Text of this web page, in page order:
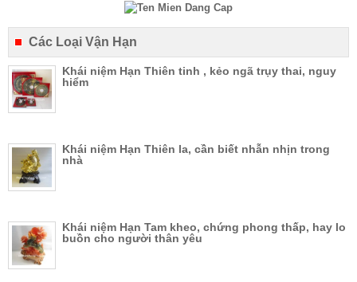
Các Loại Vận Hạn
Khái niệm Hạn Thiên tinh , kẻo ngã trụy thai, nguy
hiểm
Khái niệm Hạn Thiên la, cần biết nhẫn nhịn trong
nhà
Khái niệm Hạn Tam kheo, chứng phong thấp, hay lo
buồn cho người thân yêu